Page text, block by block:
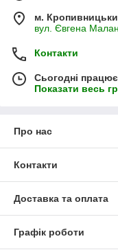
м.
вул. Євгена
Контакти
Сьогодні
Показати весь
Про нас
Контакти
Доставка та оплата
Графік роботи